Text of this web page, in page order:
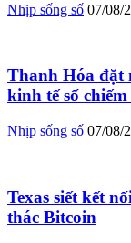
Nhịp sống số 07/08/
Thanh Hóa đặt
kinh tế số
Nhịp sống số 07/08/
Texas siết kết
thác Bitcoin